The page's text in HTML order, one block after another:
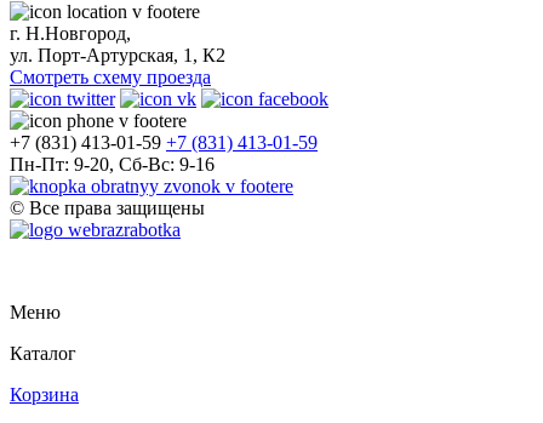
г. Н.Новгород,
ул. Порт-Артурская, 1, К2
Смотреть схему проезда
+7 (831) 413-01-59 +7 (831) 413-01-59
Пн-Пт: 9-20, Сб-Вс: 9-16
© Все права защищены
Меню
Каталог
Корзина